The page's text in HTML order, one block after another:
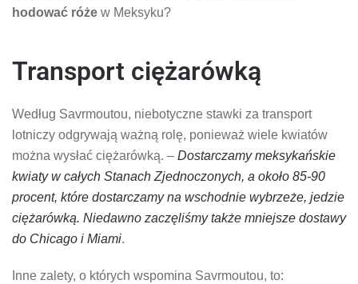
hodować róże w Meksyku?
Transport ciężarówką
Według Savrmoutou, niebotyczne stawki za transport
lotniczy odgrywają ważną rolę, ponieważ wiele kwiatów
można wysłać ciężarówką. – Dostarczamy meksykańskie
kwiaty w całych Stanach Zjednoczonych, a około 85-90
procent, które dostarczamy na wschodnie wybrzeże, jedzie
ciężarówką. Niedawno zaczęliśmy także mniejsze dostawy
do Chicago i Miami.
Inne zalety, o których wspomina Savrmoutou, to: